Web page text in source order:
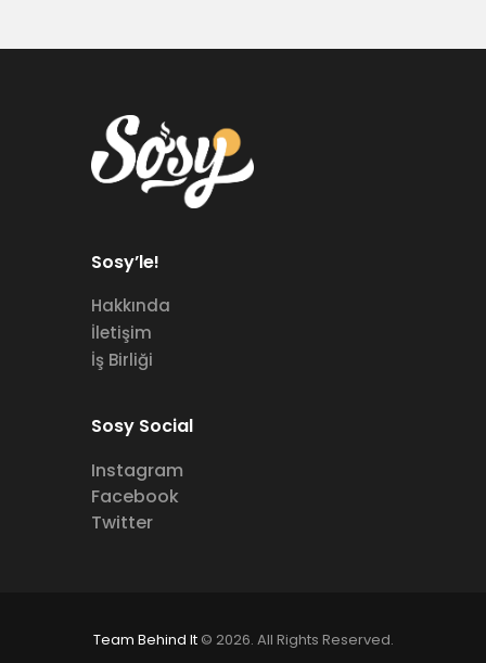
Sosy’le!
Hakkında
İletişim
İş Birliği
Sosy Social
Instagram
Facebook
Twitter
Team Behind It© 2026. All Rights Reserved.